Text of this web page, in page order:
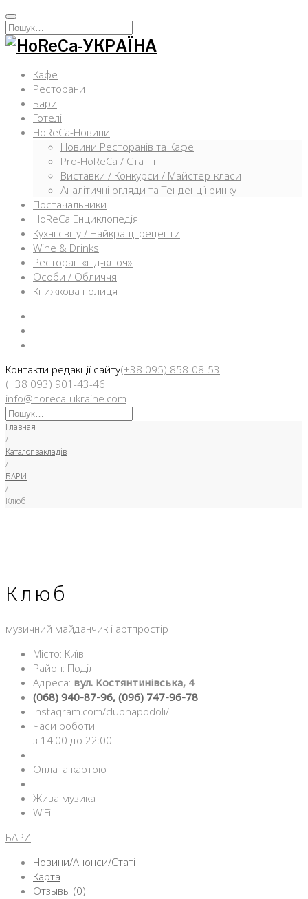
Перейти
к
содержимому
Искать:
Кафе
Ресторани
Бари
Готелі
HoReCa-Новини
Новини Ресторанів та Кафе
Pro-HoReCa / Статті
Виставки / Конкурси / Майстер-класи
Аналітичні огляди та Тенденції ринку
Постачальники
HoReCa Енциклопедія
Кухні світу / Найкращі рецепти
Wine & Drinks
Ресторан «під-ключ»
Особи / Обличчя
Книжкова полиця
Контакти редакції сайту(+38 095) 858-08-53
(+38 093) 901-43-46
info@horeca-ukraine.com
Искать:
Главная
/
Каталог закладів
/
БАРИ
/
Клюб
Клюб
музичний майданчик і артпростір
Місто: Київ
Район: Поділ
Адреса: вул. Костянтинівська, 4
(068) 940-87-96, (096) 747-96-78
instagram.com/clubnapodoli/
Часи роботи:
з 14:00 до 22:00
Оплата картою
Жива музика
WiFi
БАРИ
Новини/Анонси/Статі
Карта
Отзывы (0)